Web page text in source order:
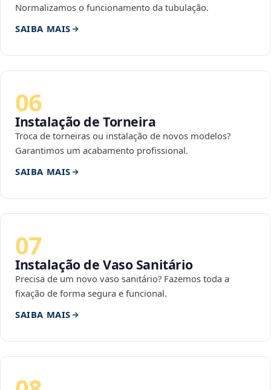
Normalizamos o funcionamento da tubulação.
SAIBA MAIS
06
Instalação de Torneira
Troca de torneiras ou instalação de novos modelos?
Garantimos um acabamento profissional.
SAIBA MAIS
07
Instalação de Vaso Sanitário
Precisa de um novo vaso sanitário? Fazemos toda a
fixação de forma segura e funcional.
SAIBA MAIS